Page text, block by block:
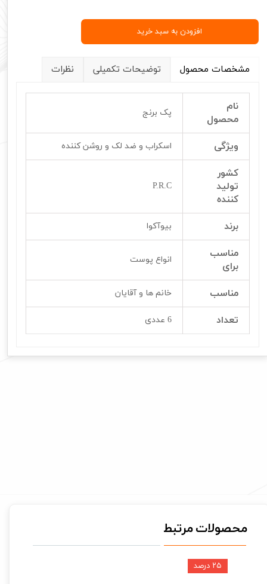
افزودن به سبد خرید
مشخصات محصول توضیحات تکمیلی نظرات
نام
محصول
پک برنج
ویژگی اسکراب و ضد لک و روشن کننده
کشور
تولید
کننده
P.R.C
برند بیوآکوا
مناسب
برای
انواع پوست
مناسب خانم ها و آقایان
تعداد 6 عددی
محصولات مرتبط
۲۵ درصد